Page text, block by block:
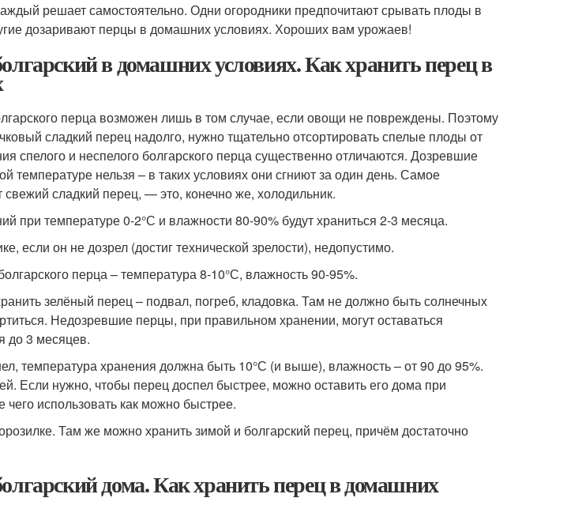
решает самостоятельно. Одни огородники предпочитают срывать плоды в
дозаривают перцы в домашних условиях. Хороших вам урожаев!
в домашних условиях. Как хранить перец в
перца возможен лишь в том случае, если овощи не повреждены. Поэтому
сладкий перец надолго, нужно тщательно отсортировать спелые плоды от
спелого и неспелого болгарского перца существенно отличаются. Дозревшие
температуре нельзя – в таких условиях они сгниют за один день. Самое
сладкий перец, — это, конечно же, холодильник.
при температуре 0-2°С и влажности 80-90% будут храниться 2-3 месяца.
если он не дозрел (достиг технической зрелости), недопустимо.
перца – температура 8-10°С, влажность 90-95%.
зелёный перец – подвал, погреб, кладовка. Там не должно быть солнечных
Недозревшие перцы, при правильном хранении, могут оставаться
до 3 месяцев.
температура хранения должна быть 10°С (и выше), влажность – от 90 до 95%.
Если нужно, чтобы перец доспел быстрее, можно оставить его дома при
чего использовать как можно быстрее.
Там же можно хранить зимой и болгарский перец, причём достаточно
дома. Как хранить перец в домашних